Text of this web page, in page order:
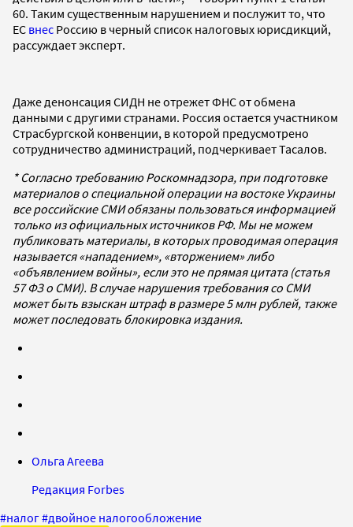
60. Таким существенным нарушением и послужит то, что
ЕС внес Россию в черный список налоговых юрисдикций,
рассуждает эксперт.
Даже денонсация СИДН не отрежет ФНС от обмена
данными с другими странами. Россия остается участником
Страсбургской конвенции, в которой предусмотрено
сотрудничество администраций, подчеркивает Тасалов.
* Согласно требованию Роскомнадзора, при подготовке
материалов о специальной операции на востоке Украины
все российские СМИ обязаны пользоваться информацией
только из официальных источников РФ. Мы не можем
публиковать материалы, в которых проводимая операция
называется «нападением», «вторжением» либо
«объявлением войны», если это не прямая цитата (статья
57 ФЗ о СМИ). В случае нарушения требования со СМИ
может быть взыскан штраф в размере 5 млн рублей, также
может последовать блокировка издания.
Ольга Агеева
Редакция Forbes
#налог#двойное налогообложение